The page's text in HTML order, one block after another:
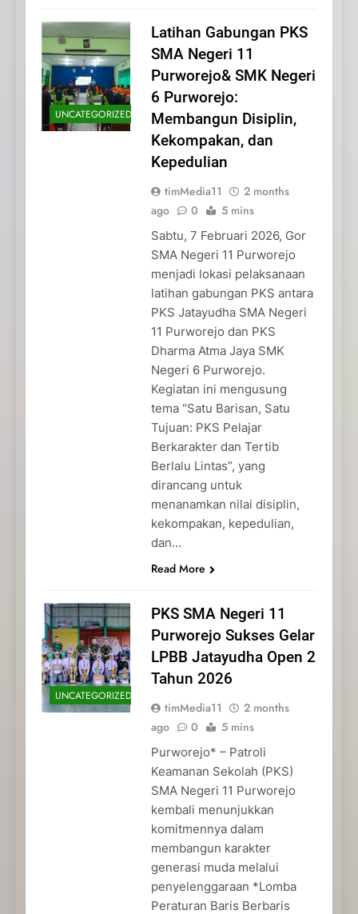
UNCATEGORIZED
Latihan Gabungan PKS
SMA Negeri 11
Purworejo& SMK Negeri
6 Purworejo:
Membangun Disiplin,
Kekompakan, dan
Kepedulian
timMedia11
2 months
ago
0 5 mins
Sabtu, 7 Februari 2026, Gor
SMA Negeri 11 Purworejo
menjadi lokasi pelaksanaan
latihan gabungan PKS antara
PKS Jatayudha SMA Negeri
11 Purworejo dan PKS
Dharma Atma Jaya SMK
Negeri 6 Purworejo.
Kegiatan ini mengusung
tema “Satu Barisan, Satu
Tujuan: PKS Pelajar
Berkarakter dan Tertib
Berlalu Lintas”, yang
dirancang untuk
menanamkan nilai disiplin,
kekompakan, kepedulian,
dan…
Read More
UNCATEGORIZED
PKS SMA Negeri 11
Purworejo Sukses Gelar
LPBB Jatayudha Open 2
Tahun 2026
timMedia11
2 months
ago
0 5 mins
Purworejo* – Patroli
Keamanan Sekolah (PKS)
SMA Negeri 11 Purworejo
kembali menunjukkan
komitmennya dalam
membangun karakter
generasi muda melalui
penyelenggaraan *Lomba
Peraturan Baris Berbaris